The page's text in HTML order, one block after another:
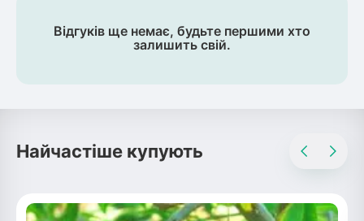
Відгуків ще немає, будьте першими хто
залишить свій.
Найчастіше купують